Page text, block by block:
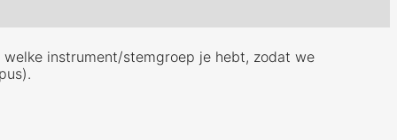
instrument/stemgroep je hebt, zodat we